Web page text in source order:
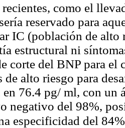
como el
reservado para
IC (población de alto
estructural ni
corte del BNP para
de alto riesgo para
en 76.4 pg/ ml, con un
negativo del 98%,
especificidad del